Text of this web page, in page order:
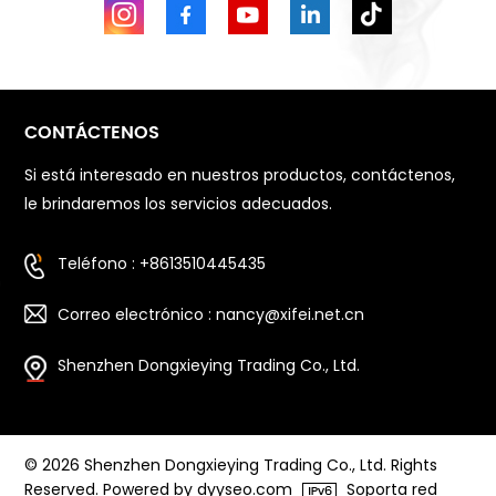
CONTÁCTENOS
Si está interesado en nuestros productos, contáctenos,
le brindaremos los servicios adecuados.
Teléfono : +8613510445435
Correo electrónico : nancy@xifei.net.cn
Shenzhen Dongxieying Trading Co., Ltd.
© 2026 Shenzhen Dongxieying Trading Co., Ltd. Rights
Reserved. Powered by dyyseo.com
Soporta red